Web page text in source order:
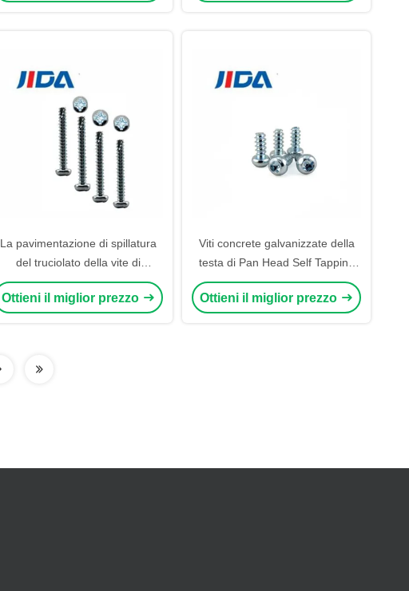
La pavimentazione di spillatura
del truciolato della vite di
macchina di auto della testa
piatta ST2.2 avvita l'acciaio
Ottieni il miglior prezzo
Viti concrete galvanizzate della
testa di Pan Head Self Tapping
Hex per ST4x10.5 di legno
Ottieni il miglior prezzo